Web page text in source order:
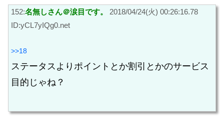
152:名無しさん＠涙目です。
2018/04/24(火) 00:26:16.78
ID:yCL7yIQg0.net
>>18
ステータスよりポイントとか割引とかのサービス
目的じゃね？